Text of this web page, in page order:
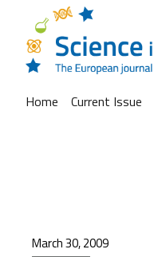
Home Current Issue
March 30, 2009